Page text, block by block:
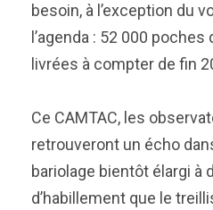
besoin, à l’exception du
l’agenda : 52 000
livrées à compter de fin
Ce CAMTAC, les
retrouveront un écho
bariolage bientôt élargi à
d’habillement que le